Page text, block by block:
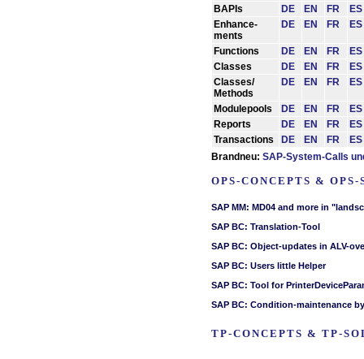
BAPIs
DE EN FR
ES
Enhance-
ments
DE EN FR ES
Functions DE EN FR
ES
Classes
DE EN FR
ES
Classes/
Methods
DE EN FR ES
Modulepools DE EN FR
ES
Reports
DE EN FR
ES
Transactions
DE EN FR
ES
Brandneu: SAP-System-Calls
OPS-CONCEPTS &
TP-CONCEPTS & TP-